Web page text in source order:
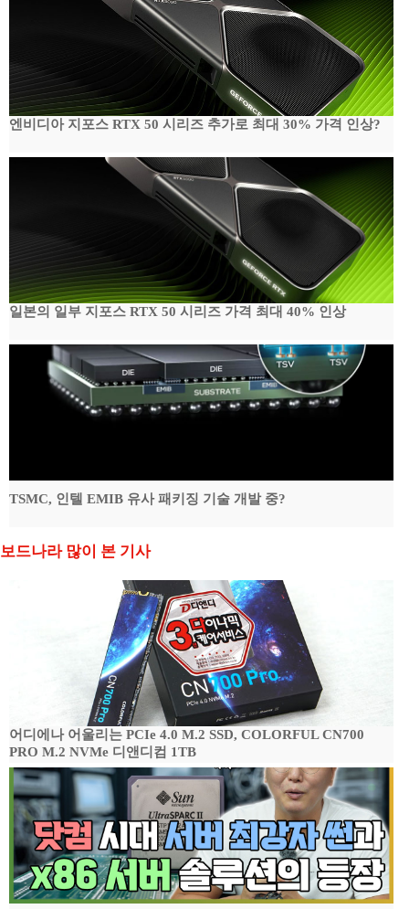
엔비디아 지포스 RTX 50 시리즈 추가로 최대 30% 가격 인상?
일본의 일부 지포스 RTX 50 시리즈 가격 최대 40% 인상
TSMC, 인텔 EMIB 유사 패키징 기술 개발 중?
보드나라 많이 본 기사
어디에나 어울리는 PCIe 4.0 M.2 SSD, COLORFUL CN700
PRO M.2 NVMe 디앤디컴 1TB